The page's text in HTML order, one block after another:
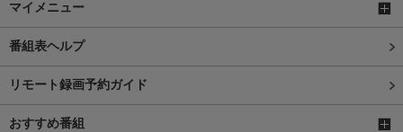
マイメニュー
番組表ヘルプ
リモート録画予約ガイド
おすすめ番組